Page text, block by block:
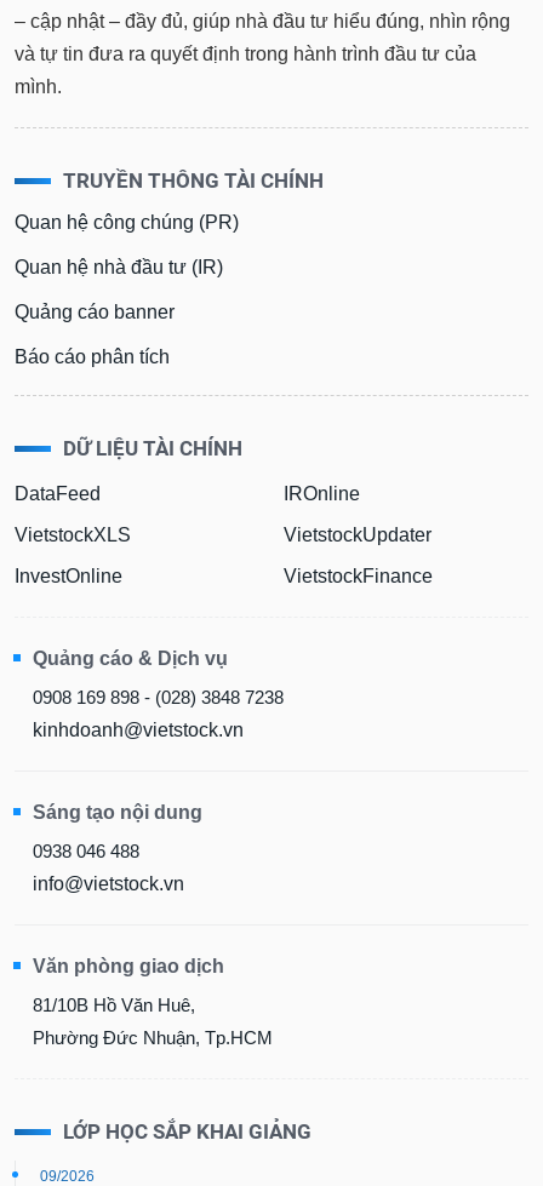
– cập nhật – đầy đủ, giúp nhà đầu tư hiểu đúng, nhìn rộng
và tự tin đưa ra quyết định trong hành trình đầu tư của
mình.
TRUYỀN THÔNG TÀI CHÍNH
Quan hệ công chúng (PR)
Quan hệ nhà đầu tư (IR)
Quảng cáo banner
Báo cáo phân tích
DỮ LIỆU TÀI CHÍNH
DataFeed
VietstockXLS
InvestOnline
IROnline
VietstockUpdater
VietstockFinance
Quảng cáo & Dịch vụ
0908 169 898 - (028) 3848 7238
kinhdoanh@vietstock.vn
Sáng tạo nội dung
0938 046 488
info@vietstock.vn
Văn phòng giao dịch
81/10B Hồ Văn Huê,
Phường Đức Nhuận, Tp.HCM
LỚP HỌC SẮP KHAI GIẢNG
09/2026